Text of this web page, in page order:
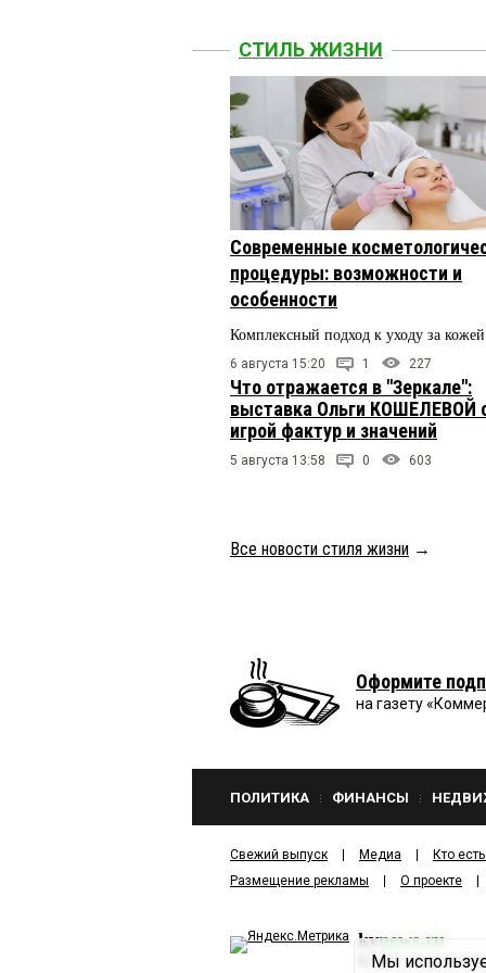
СТИЛЬ ЖИЗНИ
Современные
процедуры: возможности и
особенности
Комплексный подход к уходу за кожей
6 августа 15:20 1 227
Что отражается в "Зеркале":
выставка Ольги КОШЕЛЕВОЙ
игрой фактур и значений
5 августа 13:58 0 603
Все новости стиля жизни →
Оформите
на газету
ПОЛИТИКА ФИНАНСЫ
Свежий выпуск Медиа Кто
Размещение рекламы
О проекте
kvnews.ru
2001—2026ООО
Мы